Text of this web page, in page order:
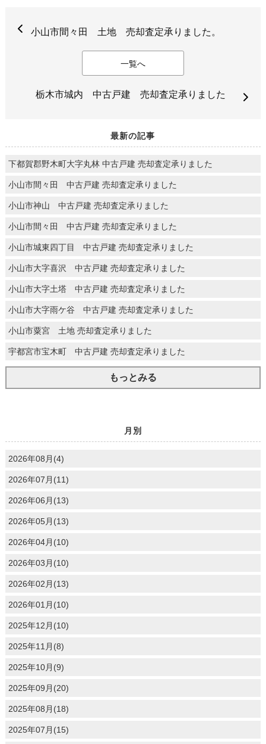
小山市間々田 土地 売却査定承りました。
一覧へ
栃木市城内 中古戸建 売却査定承りました
最新の記事
下都賀郡野木町大字丸林 中古戸建 売却査定承りました
小山市間々田 中古戸建 売却査定承りました
小山市神山 中古戸建 売却査定承りました
小山市間々田 中古戸建 売却査定承りました
小山市城東四丁目 中古戸建 売却査定承りました
小山市大字喜沢 中古戸建 売却査定承りました
小山市大字土塔 中古戸建 売却査定承りました
小山市大字雨ケ谷 中古戸建 売却査定承りました
小山市粟宮 土地 売却査定承りました
宇都宮市宝木町 中古戸建 売却査定承りました
もっとみる
月別
2026年08月(4)
2026年07月(11)
2026年06月(13)
2026年05月(13)
2026年04月(10)
2026年03月(10)
2026年02月(13)
2026年01月(10)
2025年12月(10)
2025年11月(8)
2025年10月(9)
2025年09月(20)
2025年08月(18)
2025年07月(15)